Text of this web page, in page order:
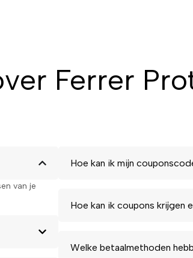
Ferrer
van je
Hoe kan ik mijn
Hoe kan ik coupons krijgen
Welke betaalmethoden